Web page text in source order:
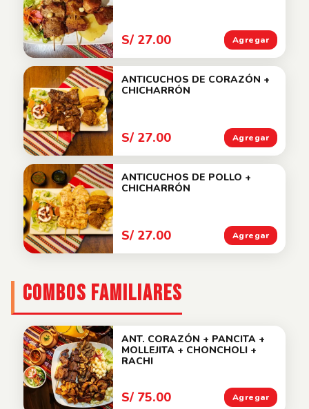
S/ 27.00 Agregar
ANTICUCHOS DE CORAZÓN +
CHICHARRÓN
S/ 27.00 Agregar
ANTICUCHOS DE POLLO +
CHICHARRÓN
S/ 27.00 Agregar
COMBOS FAMILIARES
ANT. CORAZÓN + PANCITA +
MOLLEJITA + CHONCHOLI +
RACHI
S/ 75.00 Agregar